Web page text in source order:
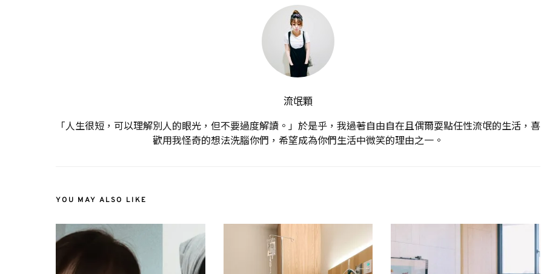
流氓顆
「人生很短，可以理解別人的眼光，但不要過度解讀。」於是乎，我過著自由自在且偶爾耍點任性流氓的生活，喜
歡用我怪奇的想法洗腦你們，希望成為你們生活中微笑的理由之一。
YOU MAY ALSO LIKE